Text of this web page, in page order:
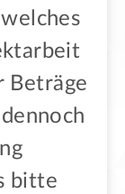
Beträge
bitte